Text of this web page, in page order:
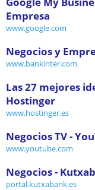
Empresa
www.google.com
Negocios y
www.bankinter.com
Las 27 mejores
Hostinger
www.hostinger.es
Negocios TV -
www.youtube.com
Negocios -
portal.kutxabank.es